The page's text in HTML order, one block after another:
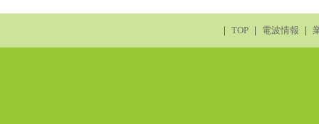
｜ TOP｜ 電波情報 ｜